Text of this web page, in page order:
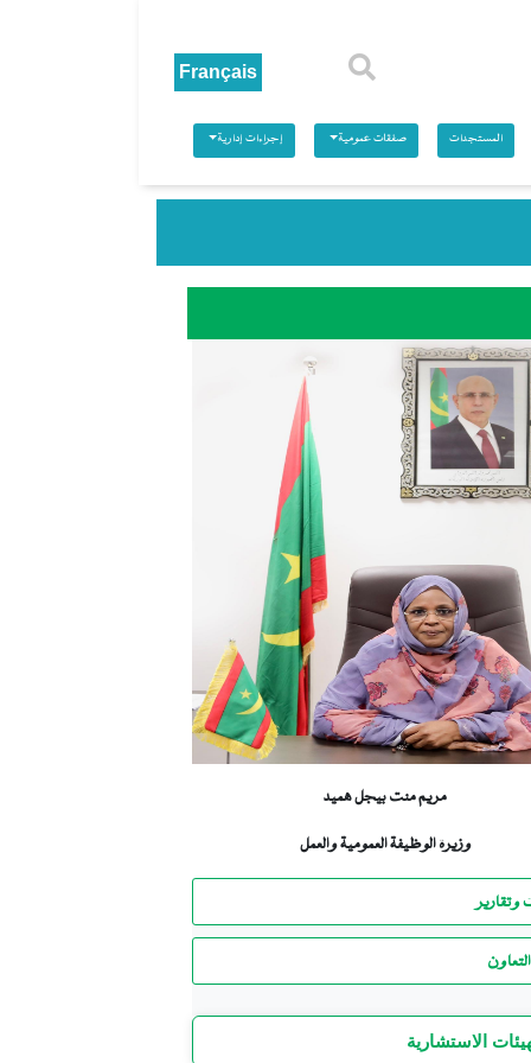
المستجدات صفقات عمومية إجراءات إدارية
مريم منت بيجل هميد
وزيرة الوظيفة العمومية والعمل
وتقارير
الاستشارية